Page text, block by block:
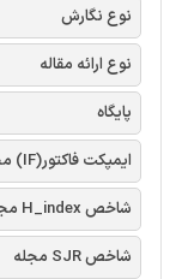
نوع نگارش
نوع ارائه مقاله
پایگاه
ایمپکت فاکتور(IF) مجله
شاخص H_index مجله
شاخص SJR مجله